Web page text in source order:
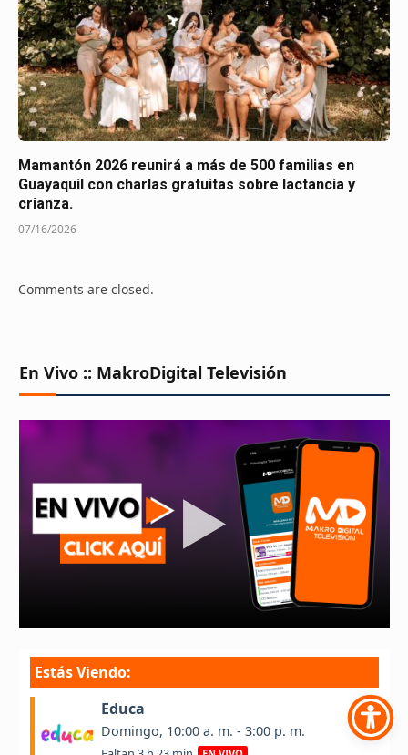
Mamantón 2026 reunirá a más de 500 familias en
Guayaquil con charlas gratuitas sobre lactancia y
crianza.
07/16/2026
Comments are closed.
En Vivo :: MakroDigital Televisión